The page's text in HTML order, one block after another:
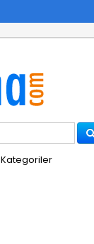
Kategoriler